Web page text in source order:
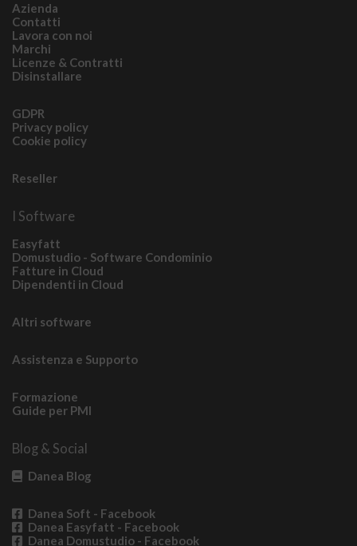
Azienda
Contatti
Lavora con noi
Marchi
Licenze & Contratti
Disinstallare
GDPR
Privacy policy
Cookie policy
Reseller
I Software
Easyfatt
Domustudio - Software Condominio
Fatture in Cloud
Dipendenti in Cloud
Altri software
Assistenza e Supporto
Formazione
Guide per PMI
Blog & Social
Danea Blog
Danea Soft - Facebook
Danea Easyfatt - Facebook
Danea Domustudio - Facebook